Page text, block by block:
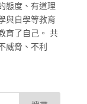
態度、有道理
與自學等教育
育了自己。 共
威脅、不利